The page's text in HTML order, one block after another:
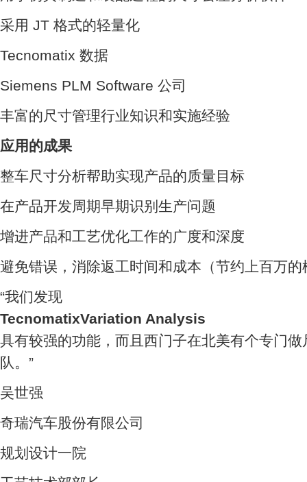
采用 JT 格式的轻量化
Tecnomatix 数据
Siemens PLM Software 公司
丰富的尺寸管理行业知识和实施经验
应用的成果
整车尺寸分析帮助实现产品的质量目标
在产品开发周期早期识别生产问题
增进产品和工艺优化工作的广度和深度
避免错误，消除返工时间和成本（节约上百万
“我们发现
TecnomatixVariation Analysis
具有较强的功能，而且西门子在北美有个专门
队。”
吴世强
奇瑞汽车股份有限公司
规划设计一院